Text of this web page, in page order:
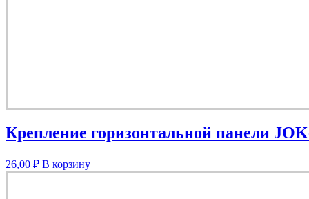
Крепление горизонтальной панели
26,00 ₽ В корзину